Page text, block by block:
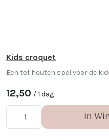
Kids croquet
Een tof houten spel voor de
12,50 / 1 dag
In